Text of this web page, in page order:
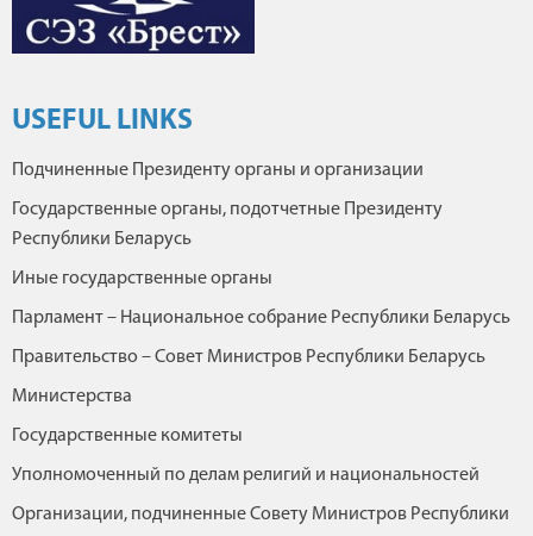
USEFUL LINKS
Подчиненные Президенту органы и организации
Государственные органы, подотчетные Президенту
Республики Беларусь
Иные государственные органы
Парламент – Национальное собрание Республики Беларусь
Правительство – Совет Министров Республики Беларусь
Министерства
Государственные комитеты
Уполномоченный по делам религий и национальностей
Организации, подчиненные Совету Министров Республики